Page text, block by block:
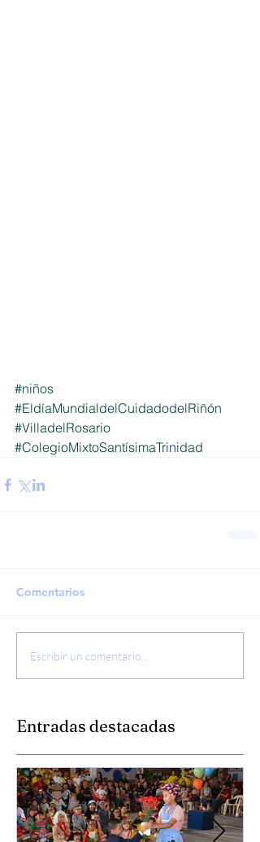
#niños
#EldíaMundialdelCuidadodelRiñón
#VilladelRosario
#ColegioMixtoSantísimaTrinidad
Comentarios
Escribir un comentario...
Entradas destacadas